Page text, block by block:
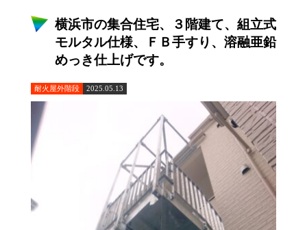
横浜市の集合住宅、３階建て、組立式
モルタル仕様、ＦＢ手すり、溶融亜鉛
めっき仕上げです。
耐火屋外階段 2025.05.13